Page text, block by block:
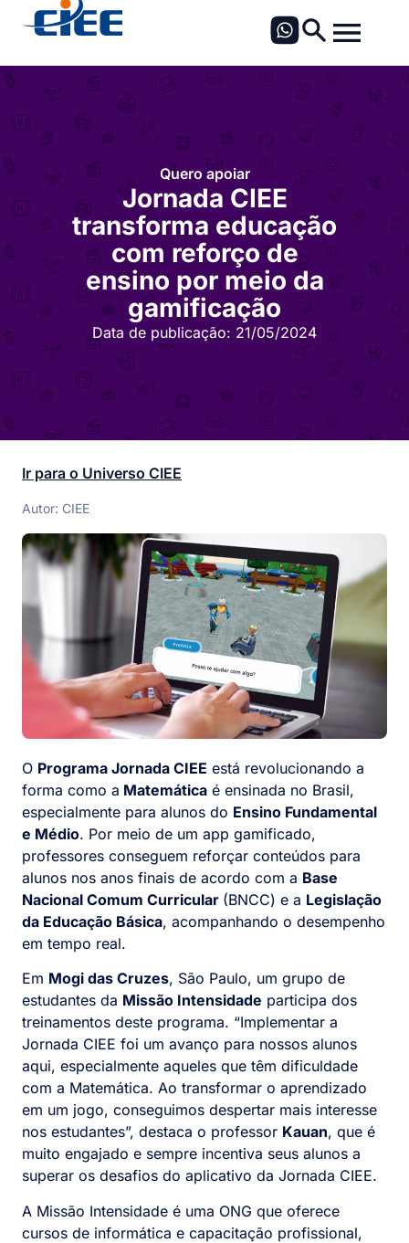
Quero apoiar
Jornada CIEE
transforma educação
com reforço de
ensino por meio da
gamificação
Data de publicação: 21/05/2024
Ir para o Universo CIEE
Autor: CIEE
O Programa Jornada CIEE está revolucionando a
forma como a Matemática é ensinada no Brasil,
especialmente para alunos do Ensino Fundamental
e Médio. Por meio de um app gamificado,
professores conseguem reforçar conteúdos para
alunos nos anos finais de acordo com a Base
Nacional Comum Curricular (BNCC) e a Legislação
da Educação Básica, acompanhando o desempenho
em tempo real.
Em Mogi das Cruzes, São Paulo, um grupo de
estudantes da Missão Intensidade participa dos
treinamentos deste programa. “Implementar a
Jornada CIEE foi um avanço para nossos alunos
aqui, especialmente aqueles que têm dificuldade
com a Matemática. Ao transformar o aprendizado
em um jogo, conseguimos despertar mais interesse
nos estudantes”, destaca o professor Kauan, que é
muito engajado e sempre incentiva seus alunos a
superar os desafios do aplicativo da Jornada CIEE.
A Missão Intensidade é uma ONG que oferece
cursos de informática e capacitação profissional,